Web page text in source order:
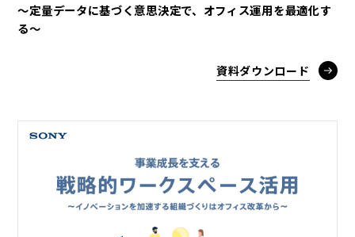
～定量データに基づく意思決定で、オフィス運用を最適化す
る～
資料ダウンロード